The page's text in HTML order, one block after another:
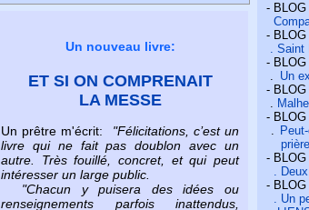
Un nouveau livre:
ET SI ON COMPRENAIT
LA MESSE
Un prêtre m'écrit:
"Félicitations, c’est un
livre qui ne fait pas doublon avec un
autre. Très fouillé, concret, et qui peut
intéresser un large public.
"Chacun y puisera des idées ou
renseignements parfois inattendus,
- BLOG
- BLOG
. Saint
- BLOG
. Un
- BLOG
.
- BLOG
.
- BLOG
.
- BLOG
. Un